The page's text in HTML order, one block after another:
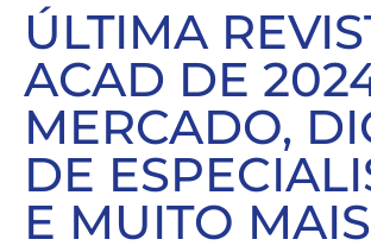
ÚLTIMA
ACAD DE
MERCADO,
DE
E MUITO